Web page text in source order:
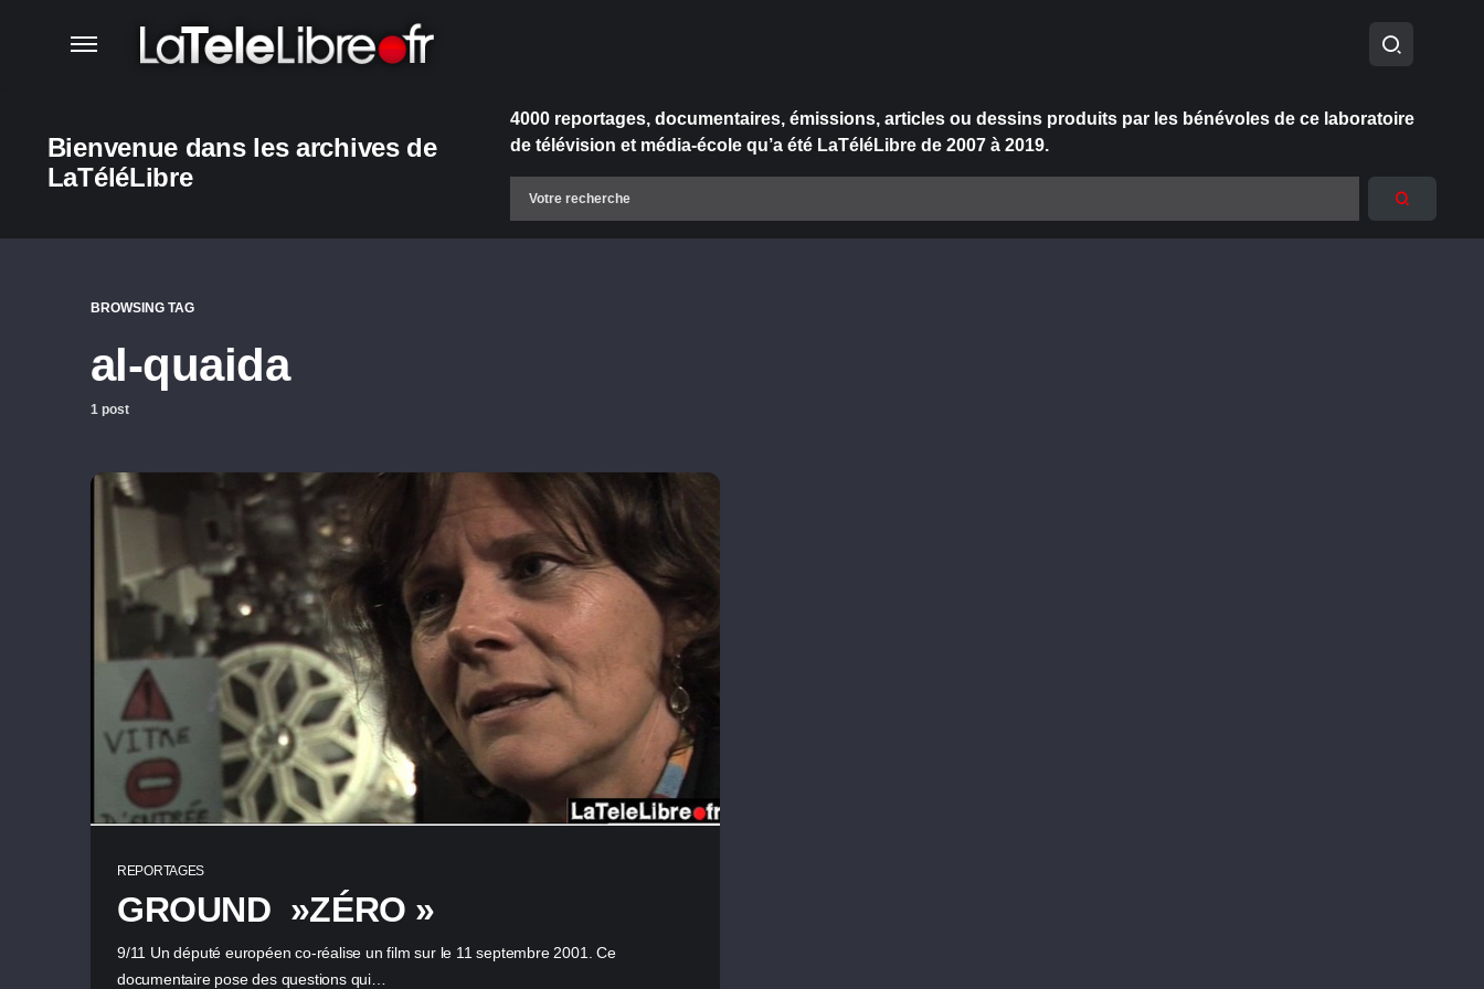
Bienvenue dans les archives de
LaTéléLibre
4000 reportages, documentaires, émissions, articles ou dessins produits par les bénévoles de ce laboratoire
de télévision et média-école qu’a été LaTéléLibre de 2007 à 2019.
BROWSING TAG
al-quaida
1 post
REPORTAGES
GROUND »ZÉRO »
9/11 Un député européen co-réalise un film sur le 11 septembre 2001. Ce
documentaire pose des questions qui…